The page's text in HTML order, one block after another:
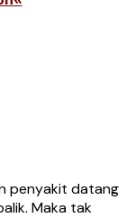
penyakit datang
Maka tak